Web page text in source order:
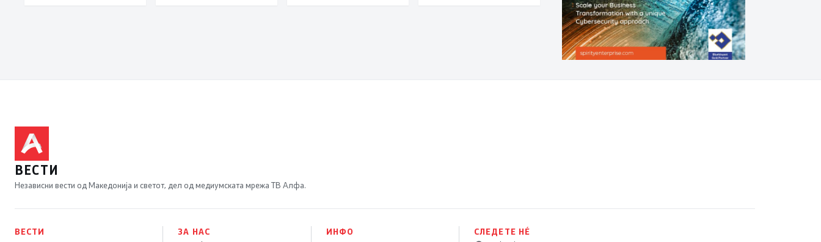
ВЕСТИ
Независни вести од Македонија и светот, дел од медиумската мрежа ТВ Алфа.
ВЕСТИ
ЗА НАС
ИНФО
СЛЕДЕТЕ НÉ